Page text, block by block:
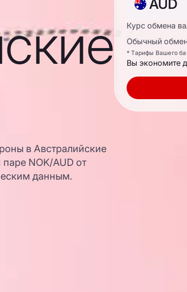
в Австралийские
NOK/AUD от
данным.
AUD
Курс обмена
Обычный
* Тарифы Вашего
Вы экономите